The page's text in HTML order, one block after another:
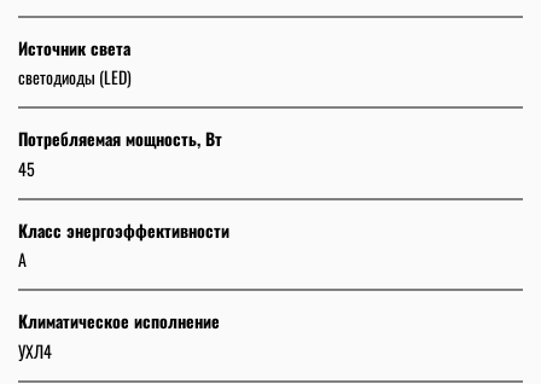
Источник света
светодиоды (LED)
Потребляемая мощность, Вт
45
Класс энергоэффективности
А
Климатическое исполнение
УХЛ4